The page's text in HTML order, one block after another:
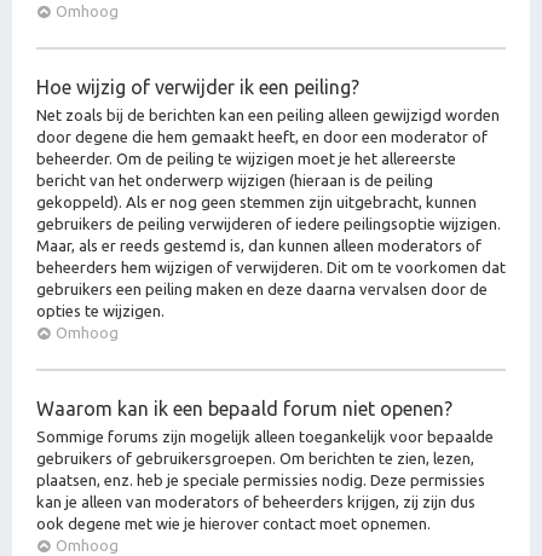
Omhoog
Hoe wijzig of verwijder ik een peiling?
Net zoals bij de berichten kan een peiling alleen gewijzigd worden
door degene die hem gemaakt heeft, en door een moderator of
beheerder. Om de peiling te wijzigen moet je het allereerste
bericht van het onderwerp wijzigen (hieraan is de peiling
gekoppeld). Als er nog geen stemmen zijn uitgebracht, kunnen
gebruikers de peiling verwijderen of iedere peilingsoptie wijzigen.
Maar, als er reeds gestemd is, dan kunnen alleen moderators of
beheerders hem wijzigen of verwijderen. Dit om te voorkomen dat
gebruikers een peiling maken en deze daarna vervalsen door de
opties te wijzigen.
Omhoog
Waarom kan ik een bepaald forum niet openen?
Sommige forums zijn mogelijk alleen toegankelijk voor bepaalde
gebruikers of gebruikersgroepen. Om berichten te zien, lezen,
plaatsen, enz. heb je speciale permissies nodig. Deze permissies
kan je alleen van moderators of beheerders krijgen, zij zijn dus
ook degene met wie je hierover contact moet opnemen.
Omhoog